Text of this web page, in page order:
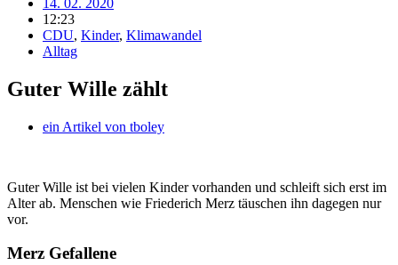
12:23
CDU, Kinder, Klimawandel
Alltag
Guter Wille zählt
ein Artikel von tboley
Guter Wille ist bei vielen Kinder vorhanden und schleift sich erst im
Alter ab. Menschen wie Friederich Merz täuschen ihn dagegen nur
vor.
Merz Gefallene